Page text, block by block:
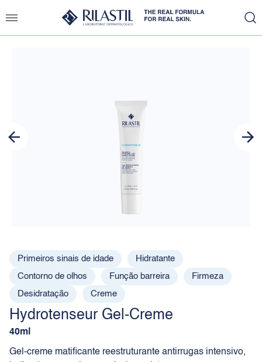
Primeiros sinais de idade
Hidratante
Contorno de olhos
Função barreira
Firmeza
Desidratação
Creme
Hydrotenseur Gel-Creme
40ml
Gel-creme matificante reestruturante antirrugas intensivo,